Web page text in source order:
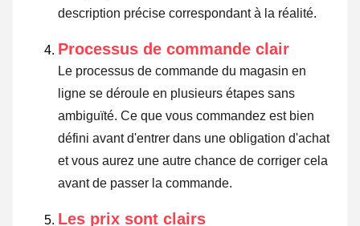
description précise correspondant à la réalité.
Processus de commande clair
Le processus de commande du magasin en
ligne se déroule en plusieurs étapes sans
ambiguïté. Ce que vous commandez est bien
défini avant d'entrer dans une obligation d'achat
et vous aurez une autre chance de corriger cela
avant de passer la commande.
Les prix sont clairs